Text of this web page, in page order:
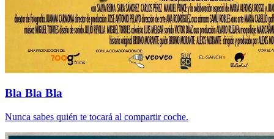
Bla Bla Bla
Nunca sabes quién te tocará al compartir coche.